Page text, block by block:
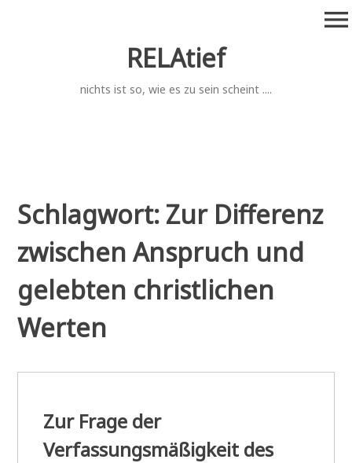
RELAtief
nichts ist so, wie es zu sein scheint ....
menu
Schlagwort: Zur Differenz
zwischen Anspruch und
gelebten christlichen
Werten
Zur Frage der
Verfassungsmäßigkeit des